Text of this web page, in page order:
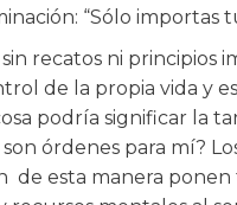
“Sólo importas
recatos ni principios
de la propia vida y
podría significar la
son órdenes para mí?
de esta manera ponen